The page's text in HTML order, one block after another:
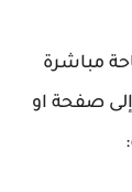
مباشرة
صفحة او